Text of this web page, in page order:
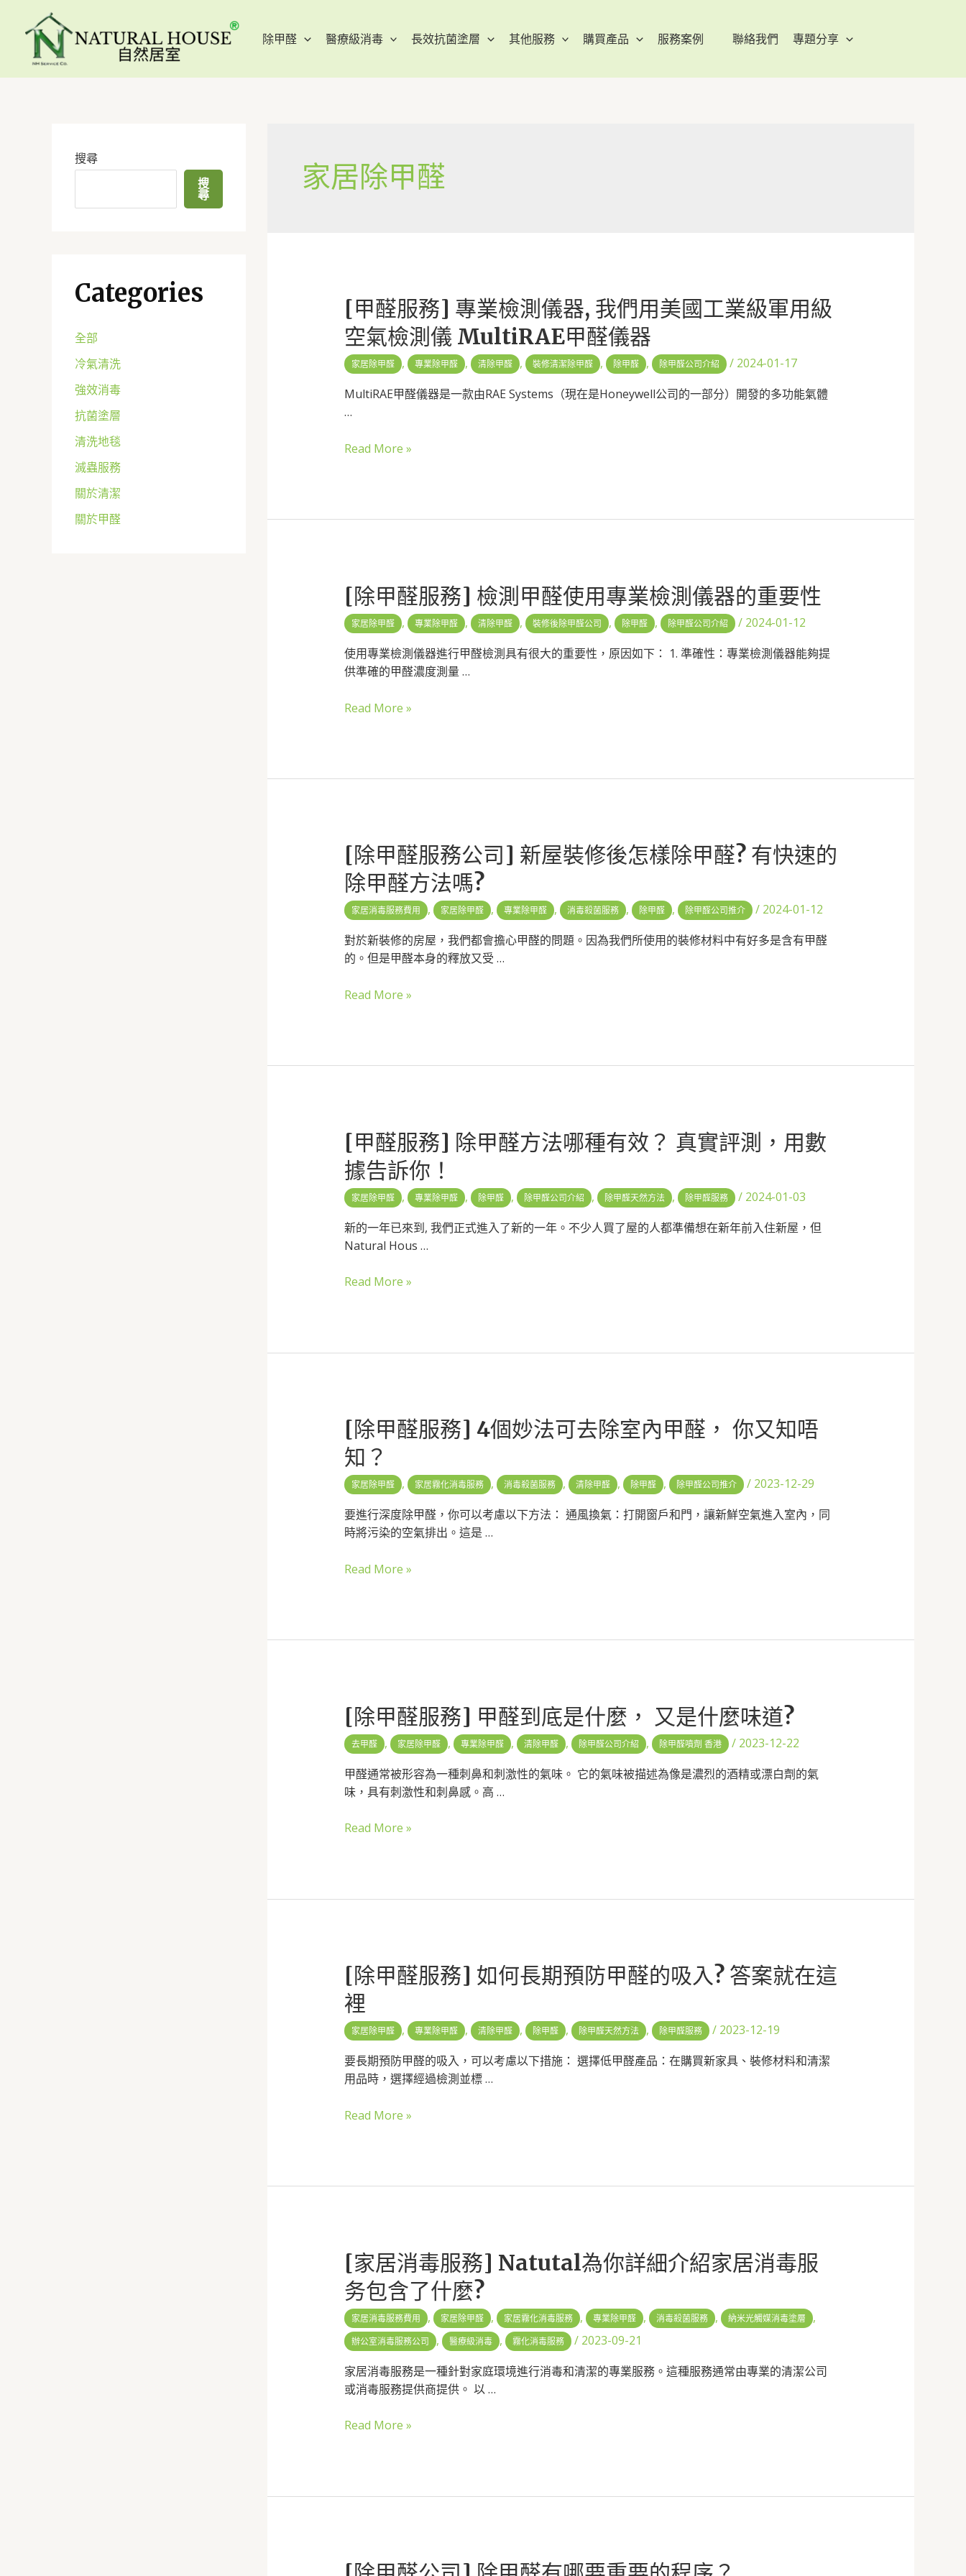
除甲醛 醫療級消毒 長效抗菌塗層 其他服務 購買產品 服務案例 聯絡我們 專題分享
搜尋
搜
尋
Categories
全部
冷氣清洗
強效消毒
抗菌塗層
清洗地毯
滅蟲服務
關於清潔
關於甲醛
家居除甲醛
[甲醛服務] 專業檢測儀器, 我們用美國工業級軍用級
空氣檢測儀 MultiRAE甲醛儀器
家居除甲醛 , 專業除甲醛 , 清除甲醛 , 裝修清潔除甲醛 , 除甲醛 , 除甲醛公司介紹 / 2024-01-17
MultiRAE甲醛儀器是一款由RAE Systems（現在是Honeywell公司的一部分）開發的多功能氣體
…
Read More »
[除甲醛服務] 檢測甲醛使用專業檢測儀器的重要性
家居除甲醛 , 專業除甲醛 , 清除甲醛 , 裝修後除甲醛公司 , 除甲醛 , 除甲醛公司介紹 / 2024-01-12
使用專業檢測儀器進行甲醛檢測具有很大的重要性，原因如下： 1. 準確性：專業檢測儀器能夠提
供準確的甲醛濃度測量 …
Read More »
[除甲醛服務公司] 新屋裝修後怎樣除甲醛? 有快速的
除甲醛方法嗎?
家居消毒服務費用 , 家居除甲醛 , 專業除甲醛 , 消毒殺菌服務 , 除甲醛 , 除甲醛公司推介 / 2024-01-12
對於新裝修的房屋，我們都會擔心甲醛的問題。因為我們所使用的裝修材料中有好多是含有甲醛
的。但是甲醛本身的釋放又受 …
Read More »
[甲醛服務] 除甲醛方法哪種有效？ 真實評測，用數
據告訴你！
家居除甲醛 , 專業除甲醛 , 除甲醛 , 除甲醛公司介紹 , 除甲醛天然方法 , 除甲醛服務 / 2024-01-03
新的一年已來到, 我們正式進入了新的一年。不少人買了屋的人都準備想在新年前入住新屋，但
Natural Hous …
Read More »
[除甲醛服務] 4個妙法可去除室內甲醛， 你又知唔
知？
家居除甲醛 , 家居霧化消毒服務 , 消毒殺菌服務 , 清除甲醛 , 除甲醛 , 除甲醛公司推介 / 2023-12-29
要進行深度除甲醛，你可以考慮以下方法： 通風換氣：打開窗戶和門，讓新鮮空氣進入室內，同
時將污染的空氣排出。這是 …
Read More »
[除甲醛服務] 甲醛到底是什麼， 又是什麼味道?
去甲醛 , 家居除甲醛 , 專業除甲醛 , 清除甲醛 , 除甲醛公司介紹 , 除甲醛噴劑 香港 / 2023-12-22
甲醛通常被形容為一種刺鼻和刺激性的氣味。 它的氣味被描述為像是濃烈的酒精或漂白劑的氣
味，具有刺激性和刺鼻感。高 …
Read More »
[除甲醛服務] 如何長期預防甲醛的吸入? 答案就在這
裡
家居除甲醛 , 專業除甲醛 , 清除甲醛 , 除甲醛 , 除甲醛天然方法 , 除甲醛服務 / 2023-12-19
要長期預防甲醛的吸入，可以考慮以下措施： 選擇低甲醛產品：在購買新家具、裝修材料和清潔
用品時，選擇經過檢測並標 …
Read More »
[家居消毒服務] Natutal為你詳細介紹家居消毒服
务包含了什麼?
家居消毒服務費用 , 家居除甲醛 , 家居霧化消毒服務 , 專業除甲醛 , 消毒殺菌服務 , 納米光觸媒消毒塗層 ,
辦公室消毒服務公司 , 醫療級消毒 , 霧化消毒服務 / 2023-09-21
家居消毒服務是一種針對家庭環境進行消毒和清潔的專業服務。這種服務通常由專業的清潔公司
或消毒服務提供商提供。 以 …
Read More »